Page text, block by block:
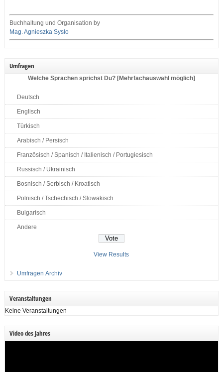
Buchhaltung und Organisation by
Mag. Agnieszka Syslo
Umfragen
Welche Sprachen sprichst Du? [Mehrfachauswahl möglich]
Deutsch
Englisch
Türkisch
Arabisch / Persisch
Französisch / Spanisch / Italienisch / Portugiesisch
Russisch / Ukrainisch
Bosnisch / Serbisch / Kroatisch
Polnisch / Tschechisch / Slowakisch
Bulgarisch
Andere
View Results
Umfragen Archiv
Veranstaltungen
Keine Veranstaltungen
Video des Jahres